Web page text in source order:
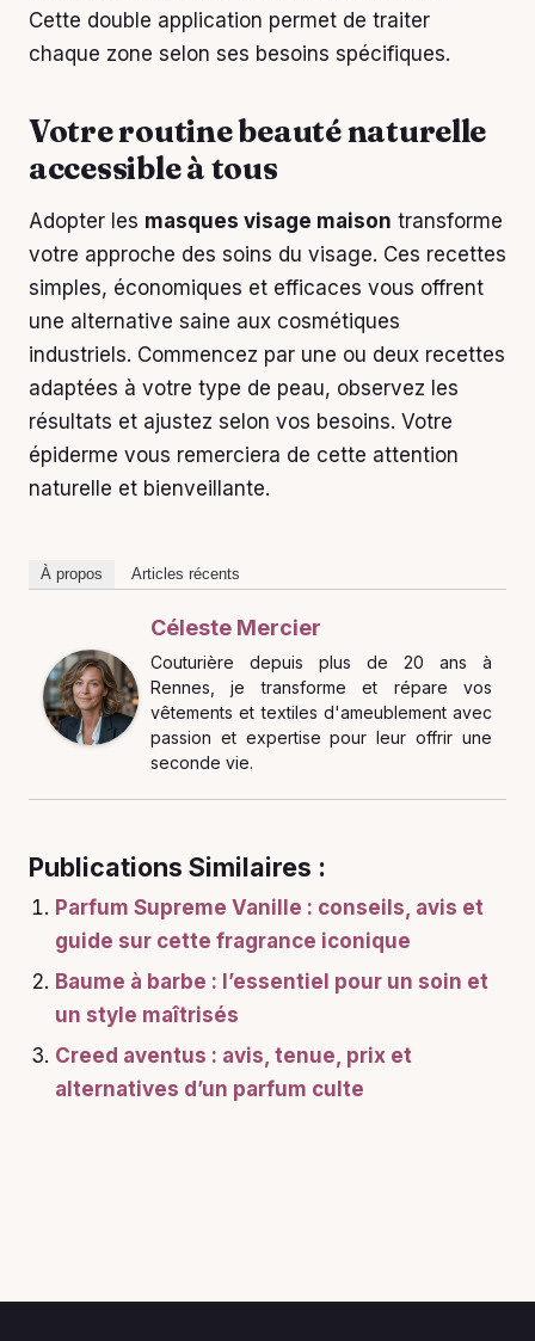
Cette double application permet de traiter
chaque zone selon ses besoins spécifiques.
Votre routine beauté naturelle
accessible à tous
Adopter les masques visage maison transforme
votre approche des soins du visage. Ces recettes
simples, économiques et efficaces vous offrent
une alternative saine aux cosmétiques
industriels. Commencez par une ou deux recettes
adaptées à votre type de peau, observez les
résultats et ajustez selon vos besoins. Votre
épiderme vous remerciera de cette attention
naturelle et bienveillante.
À propos Articles récents
Céleste Mercier
Couturière depuis plus de 20 ans à
Rennes, je transforme et répare vos
vêtements et textiles d'ameublement avec
passion et expertise pour leur offrir une
seconde vie.
Publications Similaires :
Parfum Supreme Vanille : conseils, avis et
guide sur cette fragrance iconique
Baume à barbe : l’essentiel pour un soin et
un style maîtrisés
Creed aventus : avis, tenue, prix et
alternatives d’un parfum culte